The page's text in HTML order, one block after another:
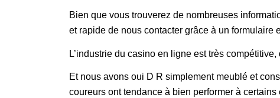
Bien que vous trouverez de nombreuses
et rapide de nous contacter grâce à un formulaire
L’industrie du casino en ligne est très compétitive,
Et nous avons oui D R simplement meublé et
coureurs ont tendance à bien performer à